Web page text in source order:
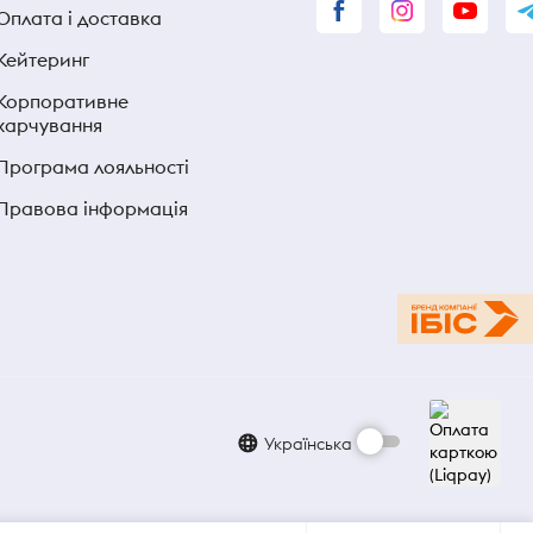
і доставка
лояльності
інформація
Українська